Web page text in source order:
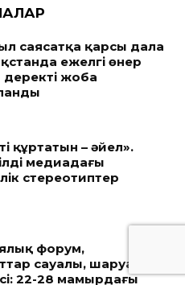
саясатқа қарсы дала
ежелгі өнер
деректі жоба
құртатын – әйел».
медиадағы
стереотиптер
форум,
сауалы, шаруалар
22-28 мамырдағы